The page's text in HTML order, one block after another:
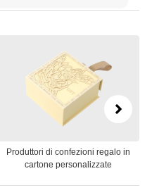
Produttori di imballaggi di scatole
regalo in carta personalizzate